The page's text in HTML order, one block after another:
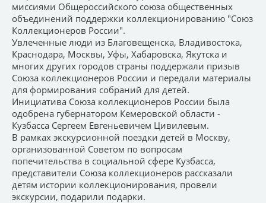
миссиями Общероссийского союза общественных
объединений поддержки коллекционированию "Союз
Коллекционеров России".
Увлеченные люди из Благовещенска, Владивостока,
Краснодара, Москвы, Уфы, Хабаровска, Якутска и
многих других городов страны поддержали призыв
Союза коллекционеров России и передали материалы
для формирования собраний для детей.
Инициатива Союза коллекционеров России была
одобрена губернатором Кемеровской области -
Кузбасса Сергеем Евгеньевичем Цивилевым.
В рамках экскурсионной поездки детей в Москву,
организованной Советом по вопросам
попечительства в социальной сфере Кузбасса,
представители Союза коллекционеров рассказали
детям истории коллекционирования, провели
экскурсии, подарили подарки.